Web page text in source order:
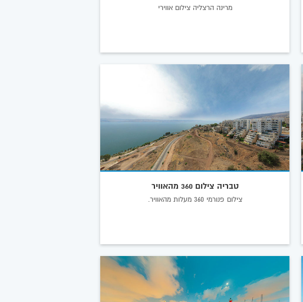
מרינה הרצליה צילום אווירי
טבריה צילום 360 מהאוויר
צילום פנורמי 360 מעלות מהאוויר.